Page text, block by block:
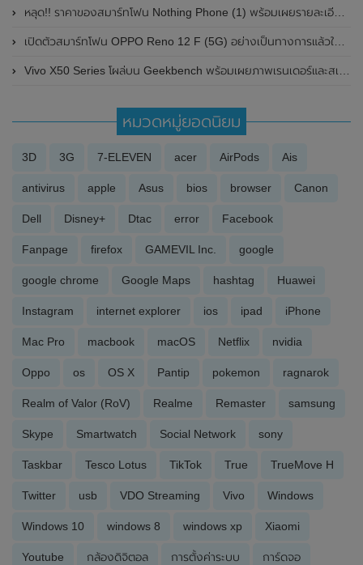
หลุด!! ราคาของสมาร์ทโฟน Nothing Phone (1) พร้อมเผยรายละเอียดสเปก
เปิดตัวสมาร์ทโฟน OPPO Reno 12 F (5G) อย่างเป็นทางการแล้วในประเทศไทย
Vivo X50 Series โผล่บน Geekbench พร้อมเผยภาพเรนเดอร์และสเปกบางส่วน
หมวดหมู่ยอดนิยม
3D 3G 7-ELEVEN acer AirPods Ais
antivirus apple Asus bios browser Canon
Dell Disney+ Dtac error Facebook
Fanpage firefox GAMEVIL Inc. google
google chrome Google Maps hashtag Huawei
Instagram internet explorer ios ipad iPhone
Mac Pro macbook macOS Netflix nvidia
Oppo os OS X Pantip pokemon ragnarok
Realm of Valor (RoV) Realme Remaster samsung
Skype Smartwatch Social Network sony
Taskbar Tesco Lotus TikTok True TrueMove H
Twitter usb VDO Streaming Vivo Windows
Windows 10 windows 8 windows xp Xiaomi
Youtube กล้องดิจิตอล การตั้งค่าระบบ การ์ดจอ